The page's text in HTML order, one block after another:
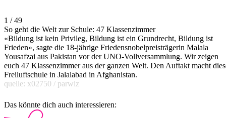
1 / 49
So geht die Welt zur Schule: 47 Klassenzimmer
«Bildung ist kein Privileg, Bildung ist ein Grundrecht, Bildung ist
Frieden», sagte die 18-jährige Friedensnobelpreisträgerin Malala
Yousafzai aus Pakistan vor der UNO-Vollversammlung. Wir zeigen
euch 47 Klassenzimmer aus der ganzen Welt. Den Auftakt macht
Freiluftschule in Jalalabad in Afghanistan.
quelle: x02750 / parwiz
Das könnte dich auch interessieren: